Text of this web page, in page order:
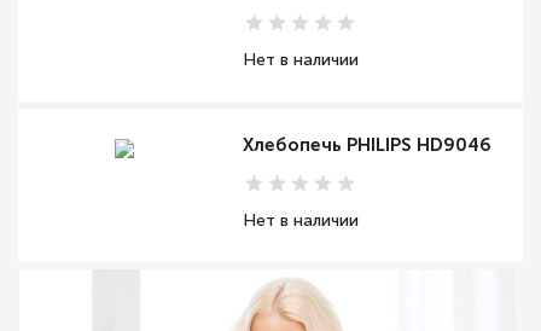
Нет в наличии
Хлебопечь PHILIPS HD9046
Нет в наличии